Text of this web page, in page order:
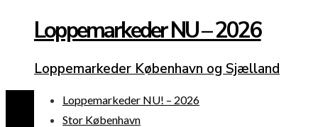
Loppemarkeder NU – 2026
Loppemarkeder København og Sjælland
Loppemarkeder NU! – 2026
Stor København